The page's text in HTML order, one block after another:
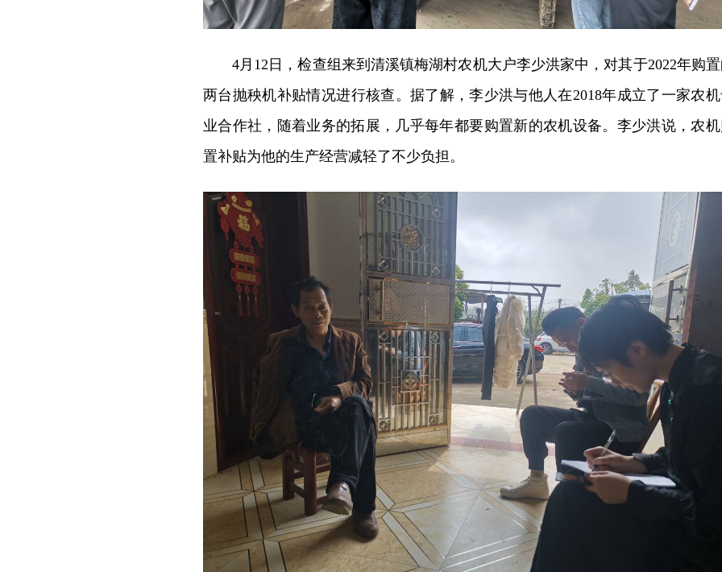
4月12日，检查组来到清溪镇梅湖村农机大户李少洪家中，对其于2022年购
两台抛秧机补贴情况进行核查。据了解，李少洪与他人在2018年成立了一家农
业合作社，随着业务的拓展，几乎每年都要购置新的农机设备。李少洪说，农
置补贴为他的生产经营减轻了不少负担。